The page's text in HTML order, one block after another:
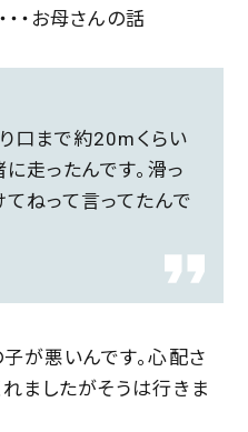
・お母さんの話
口まで約20mくらい
走ったんです。滑っ
ねって言ってたんで
が悪いんです。心配さ
れましたがそうは行きま